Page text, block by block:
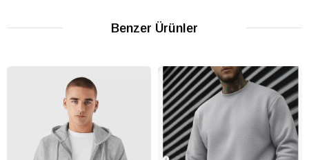
Benzer Ürünler